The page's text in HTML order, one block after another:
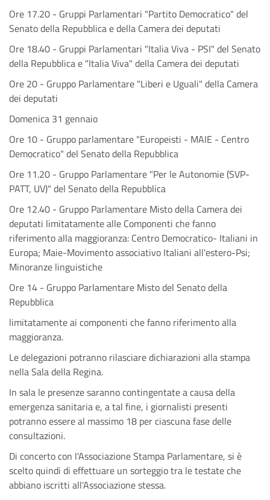
Ore 17.20 - Gruppi Parlamentari "Partito Democratico" del
Senato della Repubblica e della Camera dei deputati
Ore 18.40 - Gruppi Parlamentari "Italia Viva - PSI" del Senato
della Repubblica e "Italia Viva" della Camera dei deputati
Ore 20 - Gruppo Parlamentare "Liberi e Uguali" della Camera
dei deputati
Domenica 31 gennaio
Ore 10 - Gruppo parlamentare "Europeisti - MAIE - Centro
Democratico" del Senato della Repubblica
Ore 11.20 - Gruppo Parlamentare "Per le Autonomie (SVP-
PATT, UV)" del Senato della Repubblica
Ore 12.40 - Gruppo Parlamentare Misto della Camera dei
deputati limitatamente alle Componenti che fanno
riferimento alla maggioranza: Centro Democratico- Italiani in
Europa; Maie-Movimento associativo Italiani all'estero-Psi;
Minoranze linguistiche
Ore 14 - Gruppo Parlamentare Misto del Senato della
Repubblica
limitatamente ai componenti che fanno riferimento alla
maggioranza.
Le delegazioni potranno rilasciare dichiarazioni alla stampa
nella Sala della Regina.
In sala le presenze saranno contingentate a causa della
emergenza sanitaria e, a tal fine, i giornalisti presenti
potranno essere al massimo 18 per ciascuna fase delle
consultazioni.
Di concerto con l'Associazione Stampa Parlamentare, si è
scelto quindi di effettuare un sorteggio tra le testate che
abbiano iscritti all'Associazione stessa.